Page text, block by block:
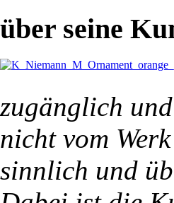
über seine
zugänglich
nicht vom
sinnlich und